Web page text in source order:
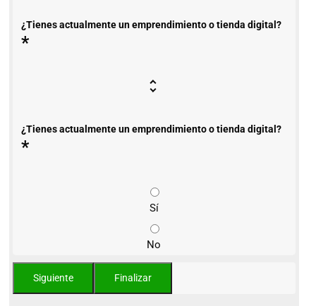
¿Tienes actualmente un emprendimiento o tienda digital?
*
¿Tienes actualmente un emprendimiento o tienda digital?
*
Sí
No